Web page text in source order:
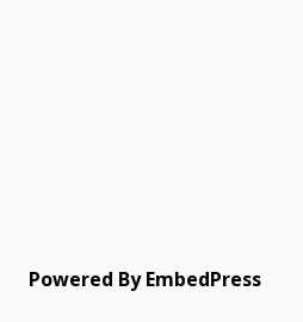
Powered By EmbedPress